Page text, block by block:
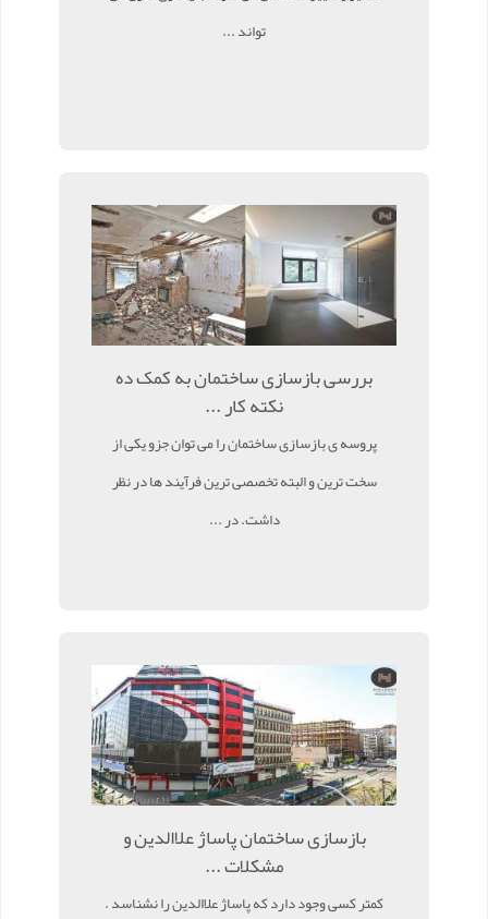
تواند ...
بررسی بازسازی ساختمان به کمک ده
نکته کار ...
پروسه ی بازسازی ساختمان را می توان جزو یکی از
سخت ترین و البته تخصصی ترین فرآیند ها در نظر
داشت. در ...
بازسازی ساختمان پاساژ علاالدین و
مشکلات ...
کمتر کسی وجود دارد که پاساژ علاالدین را نشناسد .